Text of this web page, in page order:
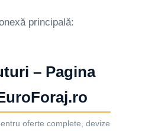
principală:
– Pagina
oferte complete, devize